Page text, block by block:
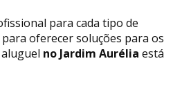
para cada tipo de
oferecer soluções para os
no Jardim Aurélia está